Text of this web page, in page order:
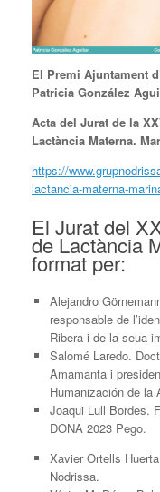
El Premi Ajuntament
Patricia González
Acta del Jurat de la
Lactància Materna.
https://
lactancia-materna-
El Jurat del
de Lactància
format per:
Alejandro
responsable de
Ribera i de la seua
Salomé Laredo.
Amamanta i
Humanización de la
Joaqui Lull Bordes.
DONA 2023 Pego.
Xavier Ortells
Nodrissa.